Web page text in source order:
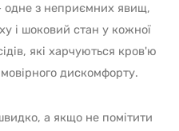
одне з неприємних явищ,
і шоковий стан у кожної
які харчуються кров'ю
дискомфорту.
а якщо не помітити